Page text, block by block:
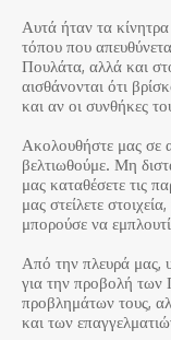
Αυτά ήταν τα κίνητρα
τόπου που
Πουλάτα, αλλά και
αισθάνονται ότι
και αν οι συνθήκες
Ακολουθήστε μας σε
βελτιωθούμε. Μη
μας καταθέσετε τις
μας στείλετε
μπορούσε να
Από την πλευρά μας,
για την προβολή των
προβλημάτων τους,
και των